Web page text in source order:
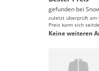
gefunden bei
zuletzt überprüft am
Preis kann sich
Keine weiteren